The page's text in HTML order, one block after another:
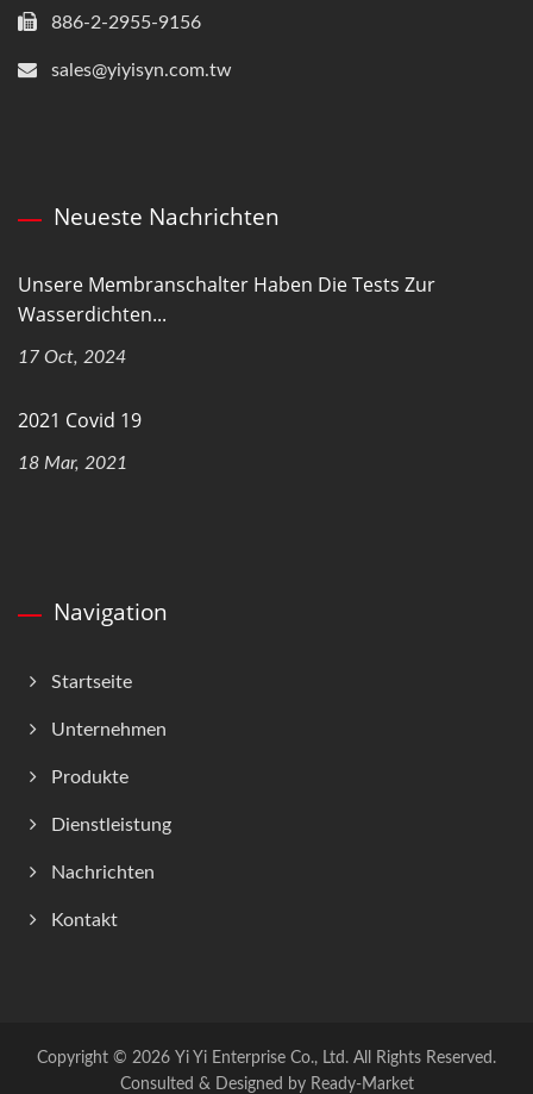
886-2-2955-9156
sales@yiyisyn.com.tw
Neueste Nachrichten
Unsere Membranschalter Haben Die Tests Zur
Wasserdichten...
17 Oct, 2024
2021 Covid 19
18 Mar, 2021
Navigation
Startseite
Unternehmen
Produkte
Dienstleistung
Nachrichten
Kontakt
Copyright © 2026 Yi Yi Enterprise Co., Ltd. All Rights Reserved.
Consulted & Designed by Ready-Market